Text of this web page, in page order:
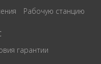
Рабочую станцию
гарантии